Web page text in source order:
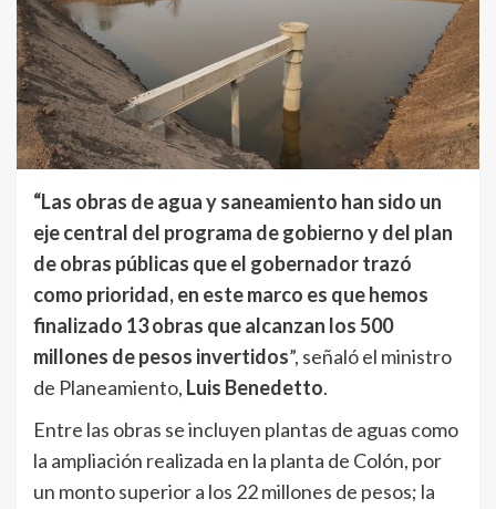
“Las obras de agua y saneamiento han sido un
eje central del programa de gobierno y del plan
de obras públicas que el gobernador trazó
como prioridad, en este marco es que hemos
finalizado 13 obras que alcanzan los 500
millones de pesos invertidos”, señaló el ministro
de Planeamiento, Luis Benedetto.
Entre las obras se incluyen plantas de aguas como
la ampliación realizada en la planta de Colón, por
un monto superior a los 22 millones de pesos; la